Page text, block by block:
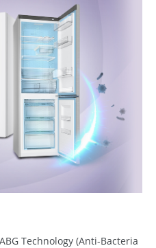
Technology (Anti-Bacteria